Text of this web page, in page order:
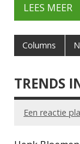
LEES MEER
Columns
TRENDS
Een reactie